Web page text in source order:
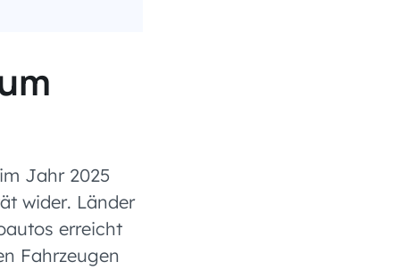
Jahr 2025
wider. Länder
erreicht
Fahrzeugen